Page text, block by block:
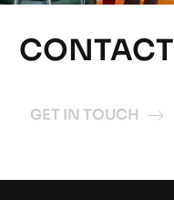
CONTACT
GET IN TOUCH